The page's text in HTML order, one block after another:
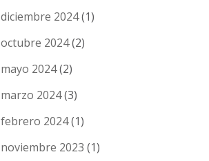
diciembre 2024(1)
octubre 2024(2)
mayo 2024(2)
marzo 2024(3)
febrero 2024(1)
noviembre 2023 (1)